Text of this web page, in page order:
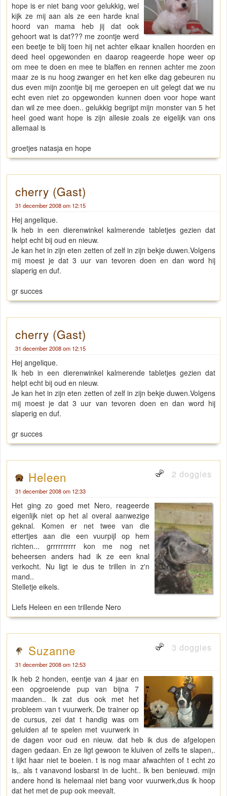
hope is er niet bang voor gelukkig, wel
kijk ze mij aan als ze een harde knal
hoord van mama heb jij dat ook
gehoort wat is dat??? me zoontje werd
een beetje te blij toen hij net achter elkaar knallen hoorden en
deed heel opgewonden en daarop reageerde hope weer op
om mee te doen en mee te blaffen en rennen achter me zoon
maar ze is nu hoog zwanger en het ken elke dag gebeuren nu
dus even mijn zoontje bij me geroepen en uit gelegt dat we nu
echt even niet zo opgewonden kunnen doen voor hope want
dan wil ze mee doen.. gelukkig begrijpt mijn monster van 5 het
heel goed want hope is zijn allesie zoals ze eigelijk van ons
allemaal is
groetjes natasja en hope
cherry (Gast)
31 december 2008 om 12:15
Hej angelique.
Ik heb in een dierenwinkel kalmerende tabletjes gezien dat
helpt echt bij oud en nieuw.
Je kan het in zijn eten zetten of zelf in zijn bekje duwen.Volgens
mij moest je dat 3 uur van tevoren doen en dan word hij
slaperig en duf.
gr succes
cherry (Gast)
31 december 2008 om 12:15
Hej angelique.
Ik heb in een dierenwinkel kalmerende tabletjes gezien dat
helpt echt bij oud en nieuw.
Je kan het in zijn eten zetten of zelf in zijn bekje duwen.Volgens
mij moest je dat 3 uur van tevoren doen en dan word hij
slaperig en duf.
gr succes
Heleen 2 doggies
31 december 2008 om 12:33
Het ging zo goed met Nero, reageerde
eigenlijk niet op het al overal aanwezige
geknal. Komen er net twee van die
ettertjes aan die een vuurpijl op hem
richten... grrrrrrrrrr kon me nog net
beheersen anders had ik ze een knal
verkocht. Nu ligt ie dus te trillen in z'n
mand..
Stelletje eikels.
Liefs Heleen en een trillende Nero
Suzanne 3 doggies
31 december 2008 om 12:53
Ik heb 2 honden, eentje van 4 jaar en
een opgroeiende pup van bijna 7
maanden.. Ik zat dus ook met het
probleem van t vuurwerk. De trainer op
de cursus, zei dat t handig was om
geluiden af te spelen met vuurwerk in
de dagen voor oud en nieuw. dat heb ik dus de afgelopen
dagen gedaan. En ze ligt gewoon te kluiven of zelfs te slapen,.
t lijkt haar niet te boeien. t is nog maar afwachten of t echt zo
is,. als t vanavond losbarst in de lucht.. Ik ben benieuwd. mijn
andere hond is helemaal niet bang voor vuurwerk,dus ik hoop
dat het met de pup ook meevalt.